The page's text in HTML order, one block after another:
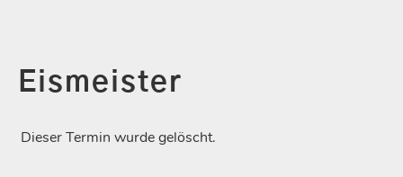
Eismeister
Dieser Termin wurde gelöscht.